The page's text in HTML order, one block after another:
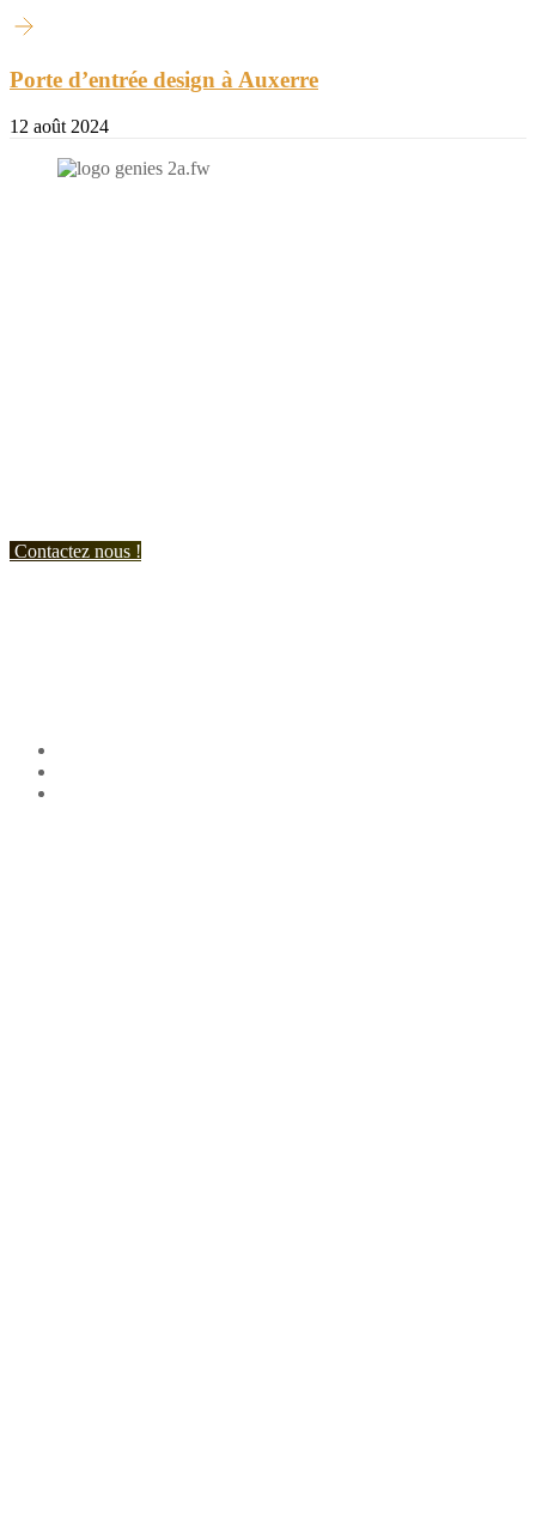
Porte d’entrée design à Auxerre
12 août 2024
Contactez nous !